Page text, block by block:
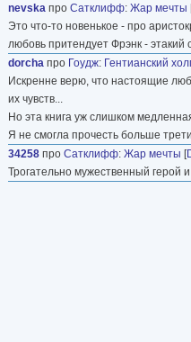
nevska про Сатклифф: Жар мечты
Это что-то новенькое - про
любовь притендует Фрэнк - этакий
dorcha про Гоудж: Гентианский
Искренне верю, что настоящие
их чувств...
Но эта книга уж слишком
Я не смогла прочесть больше трети.
34258 про Сатклифф: Жар мечты [
Трогательно мужественный герой